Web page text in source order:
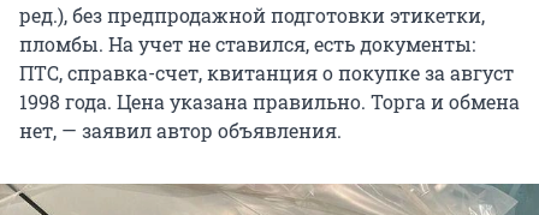
ред.), без предпродажной подготовки этикетки,
пломбы. На учет не ставился, есть документы:
ПТС, справка-счет, квитанция о покупке за август
1998 года. Цена указана правильно. Торга и обмена
нет, — заявил автор объявления.